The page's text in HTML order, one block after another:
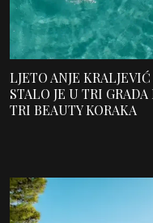
LJETO ANJE KRALJEVIĆ
STALO JE U TRI GRADA
TRI BEAUTY KORAKA